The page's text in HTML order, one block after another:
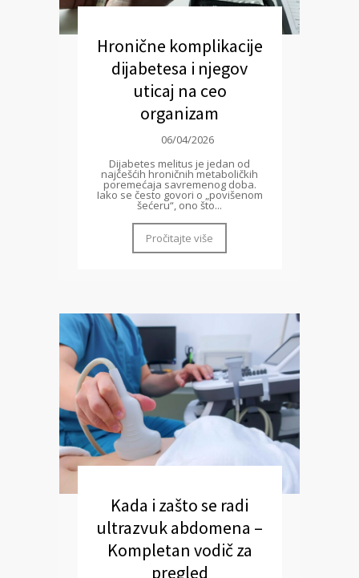
Hronične komplikacije
dijabetesa i njegov
uticaj na ceo
organizam
06/04/2026
Dijabetes melitus je jedan od
najčešćih hroničnih metaboličkih
poremećaja savremenog doba.
Iako se često govori o „povišenom
šećeru“, ono što...
Pročitajte više
Kada i zašto se radi
ultrazvuk abdomena –
Kompletan vodič za
pregled